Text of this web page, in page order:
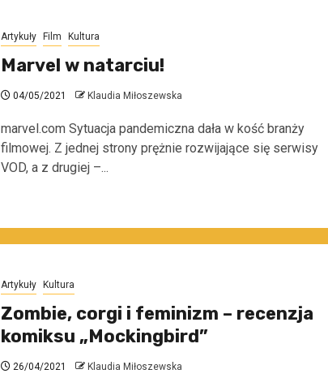
Artykuły Film Kultura
Marvel w natarciu!
04/05/2021 Klaudia Miłoszewska
marvel.com Sytuacja pandemiczna dała w kość branży
filmowej. Z jednej strony prężnie rozwijające się serwisy
VOD, a z drugiej –...
Artykuły Kultura
Zombie, corgi i feminizm – recenzja
komiksu „Mockingbird”
26/04/2021 Klaudia Miłoszewska